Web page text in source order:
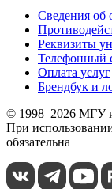
Сведения об
Реквизиты
Телефонный
Оплата услуг
Брендбук и
© 1998–2026
При
обязательна